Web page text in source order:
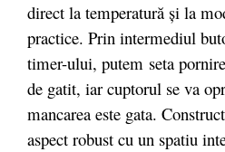
direct la temperatură şi la
practice. Prin intermediul
timer-ului, putem seta
de gatit, iar cuptorul se va
mancarea este gata.
aspect robust cu un spatiu